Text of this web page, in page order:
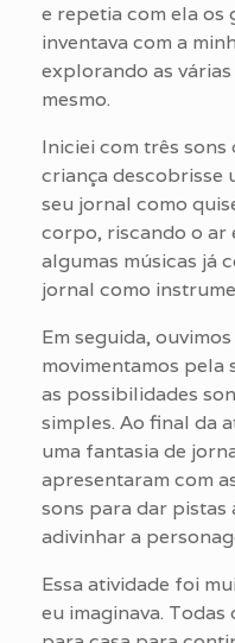
e repetia com ela os
inventava com a
explorando as
mesmo.
Iniciei com três
criança descobrisse
seu jornal como
corpo, riscando o ar
algumas músicas já
jornal como
Em seguida,
movimentamos pela
as possibilidades
simples. Ao final da
uma fantasia de
apresentaram com
sons para dar pistas
adivinhar a
Essa atividade foi
eu imaginava.